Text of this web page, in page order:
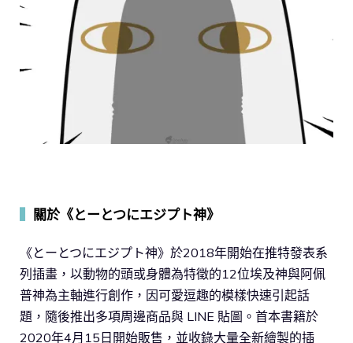
關於《とーとつにエジプト神》
《とーとつにエジプト神》於2018年開始在推特發表系
列插畫，以動物的頭或身體為特徵的12位埃及神與阿佩
普神為主軸進行創作，因可愛逗趣的模樣快速引起話
題，隨後推出多項周邊商品與 LINE 貼圖。首本書籍於
2020年4月15日開始販售，並收錄大量全新繪製的插